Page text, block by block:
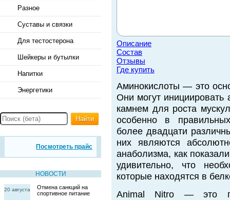
Разное
Суставы и связки
Для тестостерона
Шейкеры и бутылки
Напитки
Энергетики
Найти
Посмотреть прайс
НОВОСТИ
20 августа
Отмена санкций на
спортивное питание
Описание
Состав
Отзывы
Где купить
Аминокислоты — это
Они могут инициировать
камнем для роста
особенно в
более двадцати
них являются
анаболизма, как
удивительно, что
которые находятся в
Animal Nitro — это